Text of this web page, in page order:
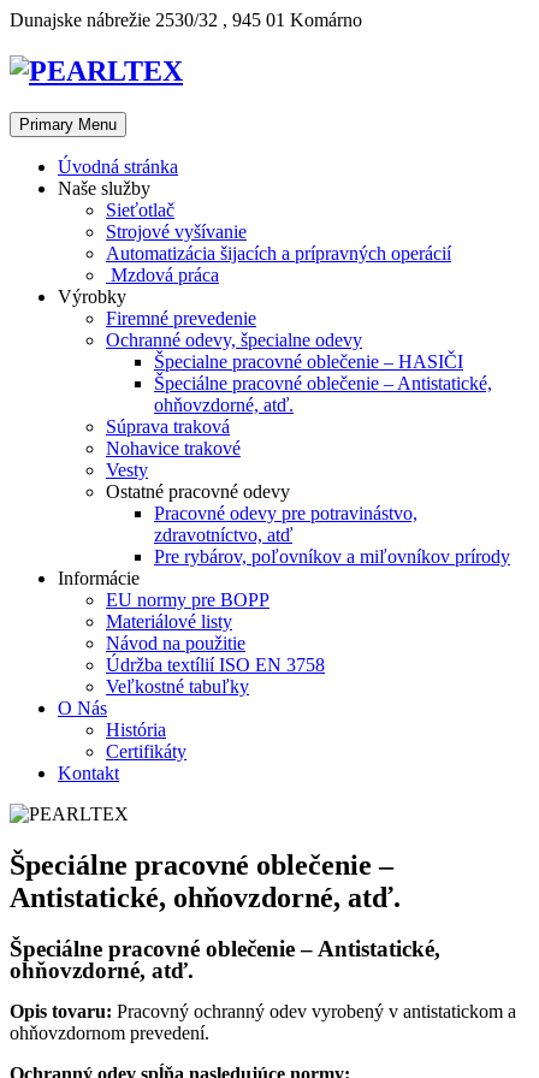
Skip
content
Dunajske nábrežie 2530/32 , 945 01 Komárno
Primary Menu
Úvodná stránka
Naše služby
Sieťotlač
Strojové vyšívanie
Automatizácia šijacích a prípravných operácií
Mzdová práca
Výrobky
Firemné prevedenie
Ochranné odevy, špecialne odevy
Špecialne pracovné oblečenie – HASIČI
Špeciálne pracovné oblečenie – Antistatické,
ohňovzdorné, atď.
Súprava traková
Nohavice trakové
Vesty
Ostatné pracovné odevy
Pracovné odevy pre potravinástvo,
zdravotníctvo, atď
Pre rybárov, poľovníkov a miľovníkov prírody
Informácie
EU normy pre BOPP
Materiálové listy
Návod na použitie
Údržba textílií ISO EN 3758
Veľkostné tabuľky
O Nás
História
Certifikáty
Kontakt
Špeciálne pracovné oblečenie –
Antistatické, ohňovzdorné, atď.
Špeciálne pracovné oblečenie – Antistatické,
ohňovzdorné, atď.
Opis tovaru: Pracovný ochranný odev vyrobený v antistatickom a
ohňovzdornom prevedení.
Ochranný odev spĺňa nasledujúce normy: